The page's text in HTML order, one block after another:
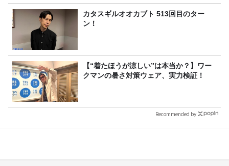
カタスギルオオカブト 513回目のター
ン！
【“着たほうが涼しい”は本当か？】ワー
クマンの暑さ対策ウェア、実力検証！
Recommended by